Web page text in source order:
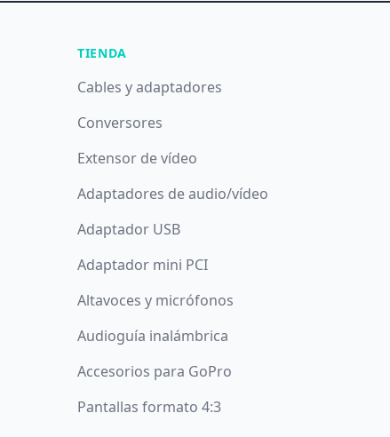
TIENDA
Cables y adaptadores
Conversores
Extensor de vídeo
Adaptadores de audio/vídeo
Adaptador USB
Adaptador mini PCI
Altavoces y micrófonos
Audioguía inalámbrica
Accesorios para GoPro
Pantallas formato 4:3